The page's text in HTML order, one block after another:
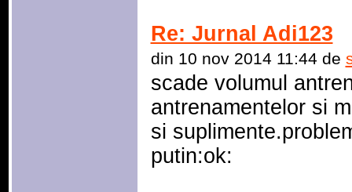
Re: Jurnal Adi123
din 10 nov 2014 11:44 de
scade volumul
antrenamentelor si
si
putin:ok: